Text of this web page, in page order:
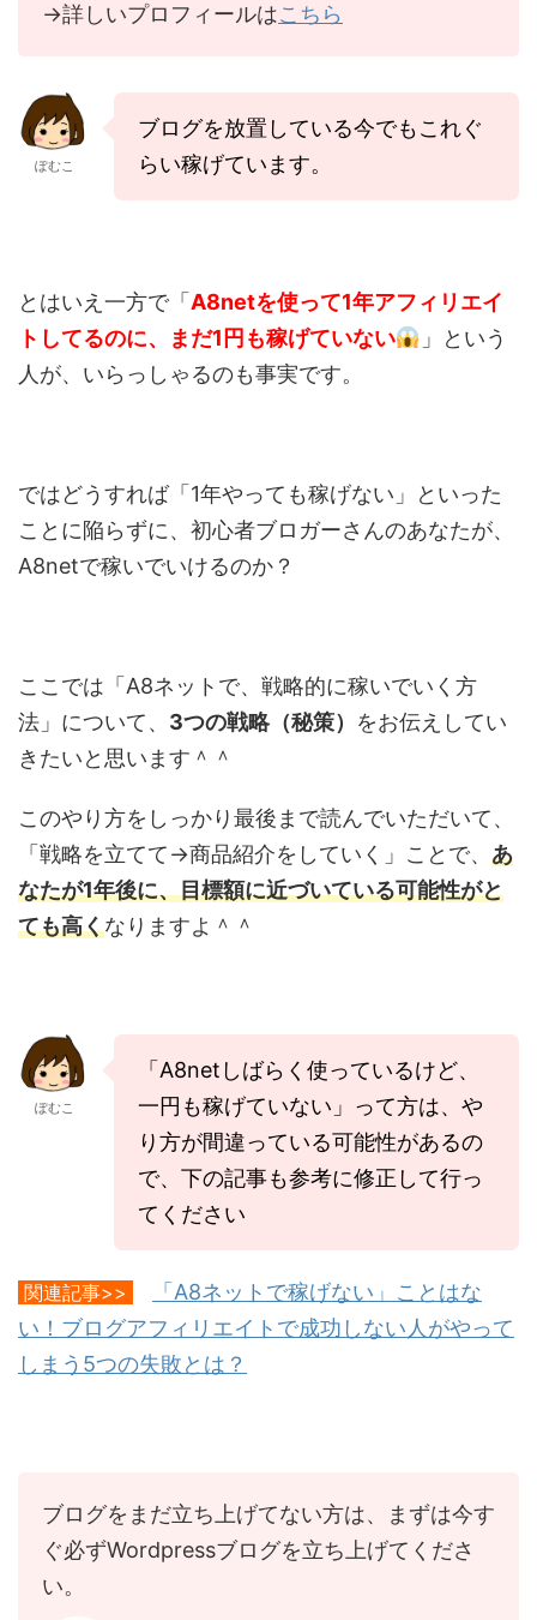
→詳しいプロフィールはこちら
ぽむこ
ブログを放置している今でもこれぐ
らい稼げています。
とはいえ一方で「 A8netを使って1年アフィリエイ
トしてるのに、まだ1円も稼げていない
」という
人が、いらっしゃるのも事実です。
ではどうすれば「1年やっても稼げない」といった
ことに陥らずに、初心者ブロガーさんのあなたが、
A8netで稼いでいけるのか？
ここでは「A8ネットで、戦略的に稼いでいく方
法」について、 3つの戦略（秘策） をお伝えしてい
きたいと思います＾＾
このやり方をしっかり最後まで読んでいただいて、
「戦略を立てて→商品紹介をしていく」ことで、 あ
なたが1年後に、目標額に近づいている可能性がと
ても高くなりますよ＾＾
ぽむこ
「A8netしばらく使っているけど、
一円も稼げていない」って方は、や
り方が間違っている可能性があるの
で、下の記事も参考に修正して行っ
てください
関連記事>>
「A8ネットで稼げない」ことはな
い！ブログアフィリエイトで成功しない人がやって
しまう5つの失敗とは？
ブログをまだ立ち上げてない方は、まずは今す
ぐ必ずWordpressブログを立ち上げてくださ
い。